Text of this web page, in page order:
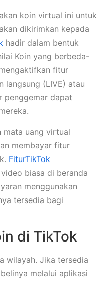
koin virtual ini untuk
dikirimkan kepada
hadir dalam bentuk
Koin yang berbeda-
fitur
langsung (LIVE) atau
penggemar dapat
mata uang virtual
membayar fitur
FiturTikTok
biasa di beranda
menggunakan
tersedia bagi
di TikTok
wilayah. Jika tersedia
melalui aplikasi